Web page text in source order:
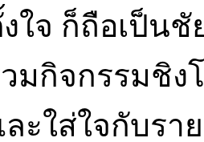
ใจ ก็ถือเป็น
มกิจกรรมชิง
ะใส่ใจกับรา